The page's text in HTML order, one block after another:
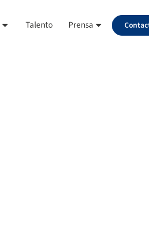
Talento Prensa